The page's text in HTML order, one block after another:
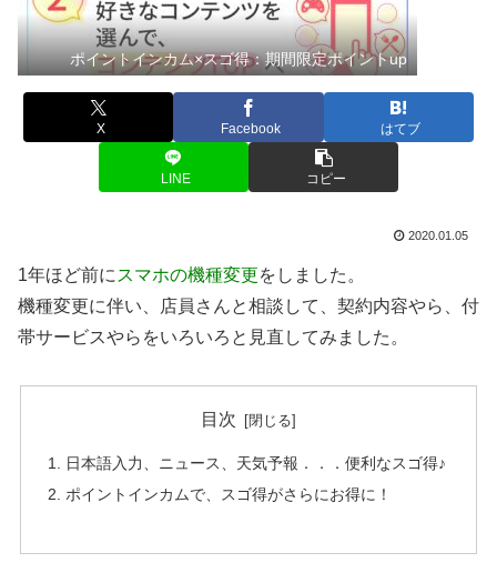
ポイントインカム×スゴ得：期間限定ポイントup
X Facebook はてブ
LINE コピー
2020.01.05
1年ほど前に スマホの機種変更をしました。
機種変更に伴い、店員さんと相談して、契約内容やら、付
帯サービスやらをいろいろと見直してみました。
目次
日本語入力、ニュース、天気予報．．．便利なスゴ得♪
ポイントインカムで、スゴ得がさらにお得に！